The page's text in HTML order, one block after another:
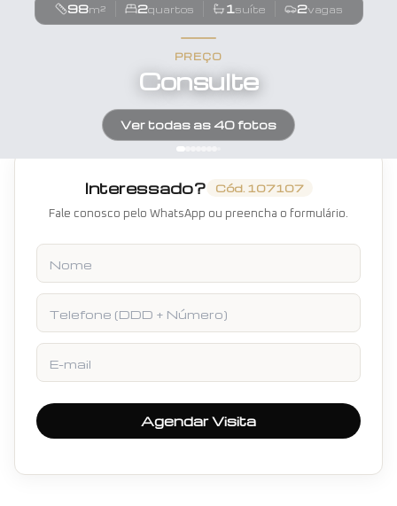
98m² 2quartos 1suíte 2vagas
PREÇO
Consulte
Ver todas as 40fotos
Interessado? Cód. 107107
Fale conosco pelo WhatsApp ou preencha o formulário.
Nome
Telefone
E-mail
Agendar Visita